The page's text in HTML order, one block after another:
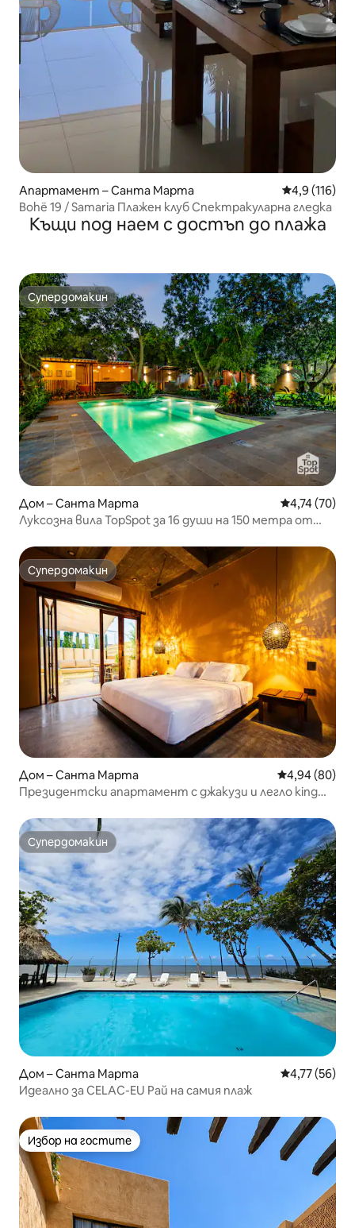
Апартамент – Санта Марта Средна
4,9 (116)
Bohë 19 / Samaria Плажен клуб Спектракуларна гледка
Къщи под наем с достъп до плажа
Супердомакин
Супердомакин
Дом – Санта Марта Средна
4,74 (70)
Луксозна вила TopSpot за 16 души на 150 метра от
Супердомакин
Супердомакин
Дом – Санта Марта Средна
4,94 (80)
Президентски апартамент с джакузи и легло king
Супердомакин
Супердомакин
Дом – Санта Марта Средна
4,77 (56)
Идеално за CELAC-EU Рай на самия плаж
Избор на гостите
Избор на гостите